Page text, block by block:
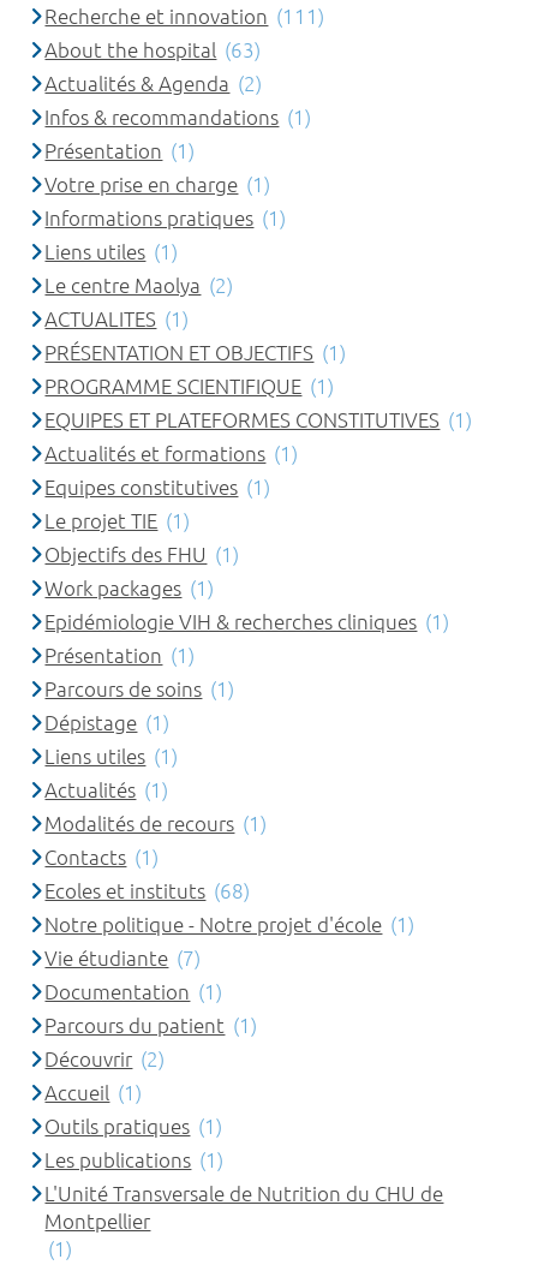
Recherche et innovation (111)
About the hospital (63)
Actualités & Agenda (2)
Infos & recommandations (1)
Présentation (1)
Votre prise en charge (1)
Informations pratiques (1)
Liens utiles (1)
Le centre Maolya (2)
ACTUALITES (1)
PRÉSENTATION ET OBJECTIFS (1)
PROGRAMME SCIENTIFIQUE (1)
EQUIPES ET PLATEFORMES CONSTITUTIVES (1)
Actualités et formations (1)
Equipes constitutives (1)
Le projet TIE (1)
Objectifs des FHU (1)
Work packages (1)
Epidémiologie VIH & recherches cliniques (1)
Présentation (1)
Parcours de soins (1)
Dépistage (1)
Liens utiles (1)
Actualités (1)
Modalités de recours (1)
Contacts (1)
Ecoles et instituts (68)
Notre politique - Notre projet d'école (1)
Vie étudiante (7)
Documentation (1)
Parcours du patient (1)
Découvrir (2)
Accueil (1)
Outils pratiques (1)
Les publications (1)
L'Unité Transversale de Nutrition du CHU de
Montpellier
(1)